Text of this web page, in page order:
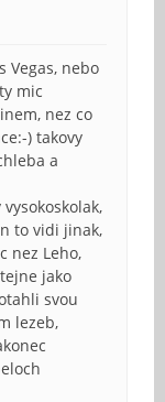
Vegas, nebo
mic
nez co
) takovy
a
to vidi jinak,
nez Leho,
jako
svou
lezeb,